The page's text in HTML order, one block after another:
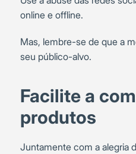
online e offline.
Mas, lembre-se de que a
seu público-alvo.
Facilite a
produtos
Juntamente com a alegria